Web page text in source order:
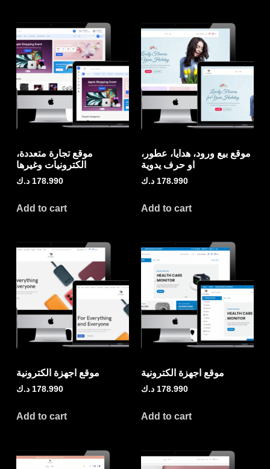
موقع تجارة متعددة،
الكترونيات وغيرها
178.990 د.ك
Add to cart
موقع بيع ورود، هدايا، عطور،
او حرف يدوية
178.990 د.ك
Add to cart
موقع اجهزة الكترونية
178.990 د.ك
Add to cart
موقع اجهزة الكترونية
178.990 د.ك
Add to cart